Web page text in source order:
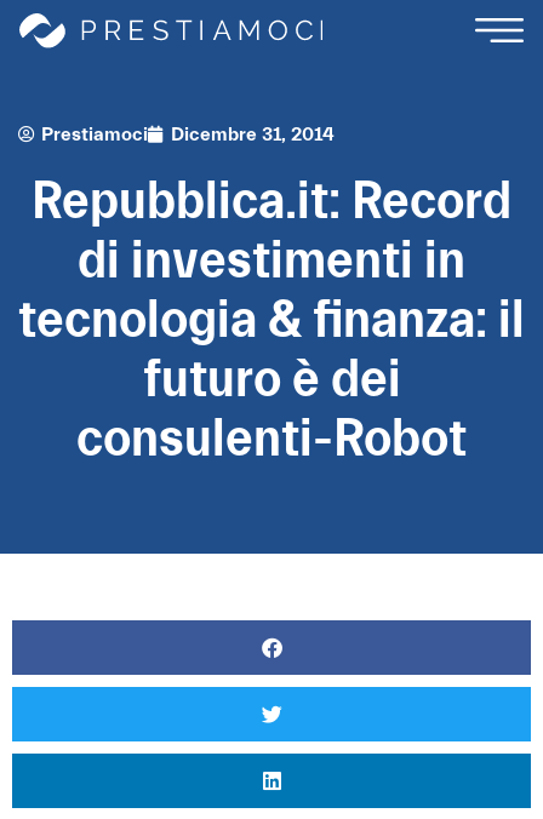
Prestiamoci Dicembre 31, 2014
Repubblica.it: Record
di investimenti in
tecnologia & finanza: il
futuro è dei
consulenti-Robot